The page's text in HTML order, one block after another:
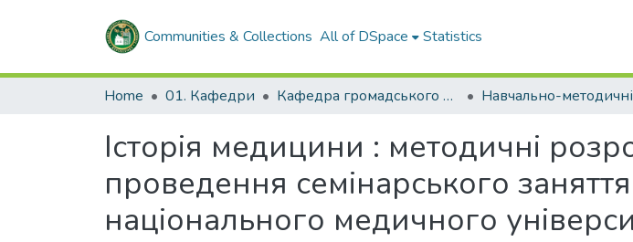
Communities & Collections All of DSpace Statistics
Home 01. Кафедри Кафедра громадського здоров'я та управління охороною здоров'я
Історія медицини : методичні
проведення семінарського
національного медичного